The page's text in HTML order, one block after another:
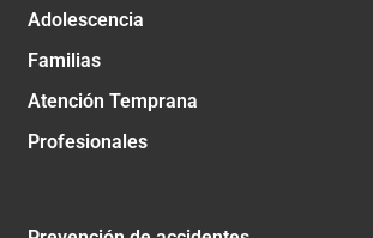
Adolescencia
Familias
Atención Temprana
Profesionales